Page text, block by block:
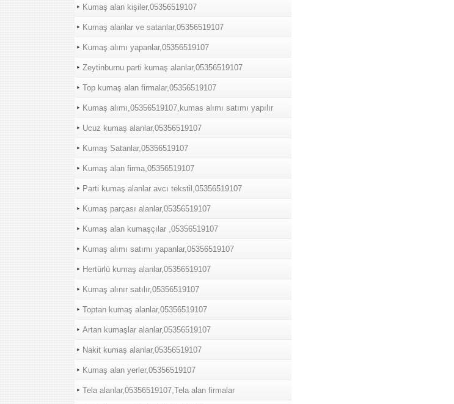
Kumaş alan kişiler,05356519107
Kumaş alanlar ve satanlar,05356519107
Kumaş alımı yapanlar,05356519107
Zeytinburnu parti kumaş alanlar,05356519107
Top kumaş alan firmalar,05356519107
Kumaş alımı,05356519107,kumas alımı satımı yapılır
Ucuz kumaş alanlar,05356519107
Kumaş Satanlar,05356519107
Kumaş alan firma,05356519107
Parti kumaş alanlar avcı tekstil,05356519107
Kumaş parçası alanlar,05356519107
Kumaş alan kumaşçılar ,05356519107
Kumaş alımı satımı yapanlar,05356519107
Hertürlü kumaş alanlar,05356519107
Kumaş alınır satılır,05356519107
Toptan kumaş alanlar,05356519107
Artan kumaşlar alanlar,05356519107
Nakit kumaş alanlar,05356519107
Kumaş alan yerler,05356519107
Tela alanlar,05356519107,Tela alan firmalar